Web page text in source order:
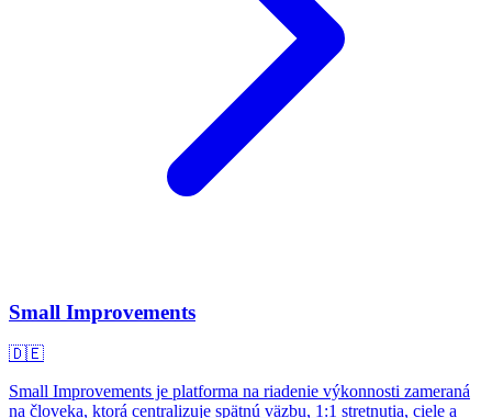
Small Improvements
🇩🇪
Small Improvements je platforma na riadenie výkonnosti zameraná
na človeka, ktorá centralizuje spätnú väzbu, 1:1 stretnutia, ciele a